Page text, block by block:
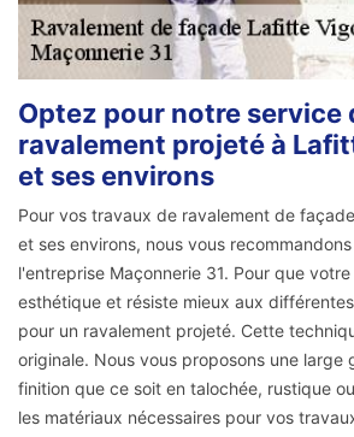
Optez pour notre service
ravalement projeté à
et ses environs
Pour vos travaux de ravalement de
et ses environs, nous vous
l'entreprise Maçonnerie 31. Pour que
esthétique et résiste mieux aux
pour un ravalement projeté. Cette
originale. Nous vous proposons une large
finition que ce soit en talochée, rustique
les matériaux nécessaires pour vos